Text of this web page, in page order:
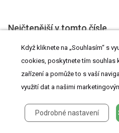
Nejčtenější v tomto čísle
Indukce potratů ve II.
porodnické klinice FN na
Perzistující trofoblastická
trofoblastickou nemoc v ČR
Význam sonografie a
na endometriu
Když kliknete na „Souhlasím“ s
cookies, poskytnete tím souhlas
zařízení a pomůže to s vaší
využití dat a našimi
Podrobné nastavení